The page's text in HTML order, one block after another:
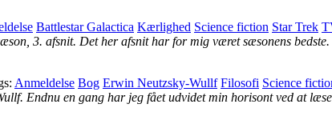
Battlestar Galactica Kærlighed Science fiction Star Trek
3. afsnit. Det her afsnit har for mig været sæsonens bedste.
Anmeldelse Bog Erwin Neutzsky-Wullf Filosofi Science
Endnu en gang har jeg fået udvidet min horisont ved at